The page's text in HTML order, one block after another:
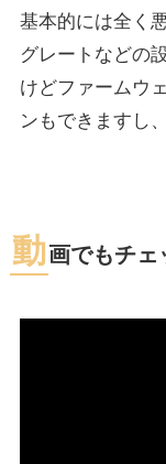
基本的には全く
グレートなどの
けどファームウ
ンもできますし
動画でもチェ